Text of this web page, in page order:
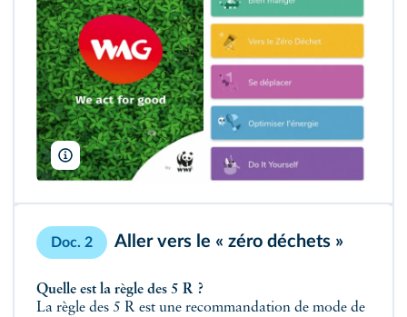
Soizic Quéro
Doc. 2 Aller vers le « zéro déchets »
Quelle est la règle des 5 R ?
La règle des 5 R est une recommandation de mode de